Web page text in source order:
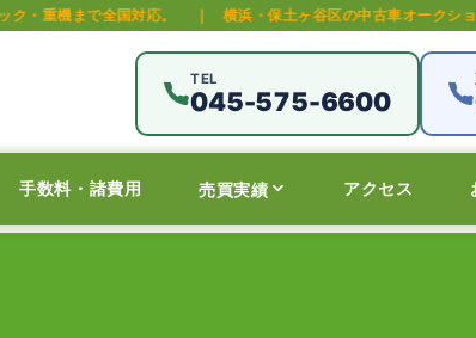
｜横浜・保土ヶ谷区の中古車オークション代行・販売・買取
TEL
045-575-6600
手数料・諸費用 売買実績 アクセス